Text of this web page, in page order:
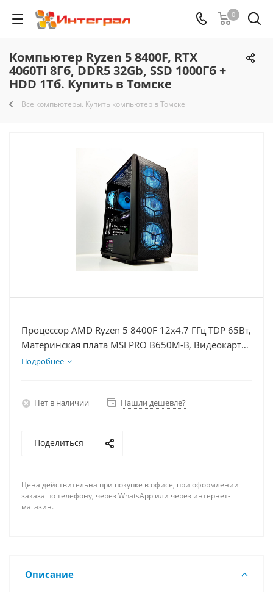
0
Компьютер Ryzen 5 8400F, RTX
4060Ti 8Гб, DDR5 32Gb, SSD 1000Гб +
HDD 1Тб. Купить в Томске
Все компьютеры. Купить компьютер в Томске
Процессор AMD Ryzen 5 8400F 12x4.7 ГГц TDP 65Вт,
Материнская плата MSI PRO B650M-B, Видеокарта
RTX 4060Ti 8Гб, Память DDR5 32Gb, Диски SSD
Подробнее
Нет в наличии Нашли дешевле?
Поделиться
Цена действительна при покупке в офисе, при оформлении
заказа по телефону, через WhatsApp или через интернет-
магазин.
Описание